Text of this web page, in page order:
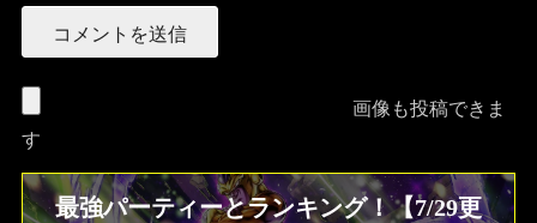
画像も投稿できま
す
最強パーティーとランキング！【7/29更